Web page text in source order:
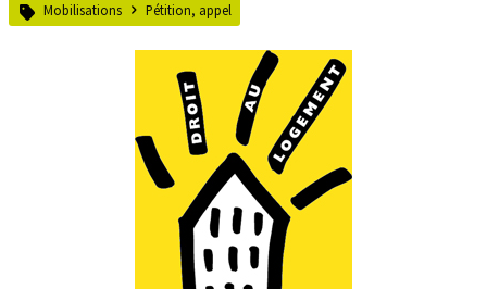
Mobilisations Pétition, appel